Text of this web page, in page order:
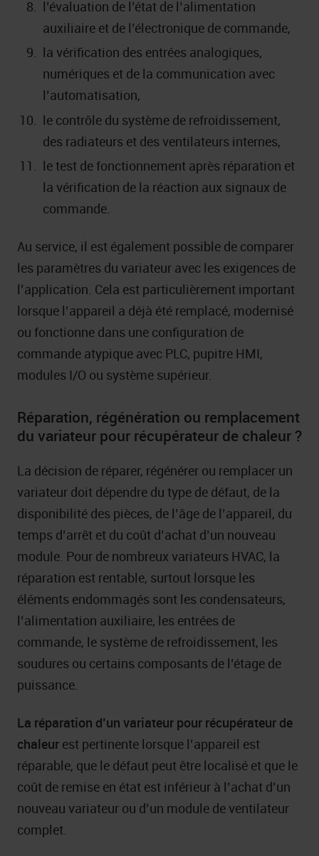
l’évaluation de l’état de l’alimentation
auxiliaire et de l’électronique de commande,
la vérification des entrées analogiques,
numériques et de la communication avec
l’automatisation,
le contrôle du système de refroidissement,
des radiateurs et des ventilateurs internes,
le test de fonctionnement après réparation et
la vérification de la réaction aux signaux de
commande.
Au service, il est également possible de comparer
les paramètres du variateur avec les exigences de
l’application. Cela est particulièrement important
lorsque l’appareil a déjà été remplacé, modernisé
ou fonctionne dans une configuration de
commande atypique avec PLC, pupitre HMI,
modules I/O ou système supérieur.
Réparation, régénération ou remplacement
du variateur pour récupérateur de chaleur ?
La décision de réparer, régénérer ou remplacer un
variateur doit dépendre du type de défaut, de la
disponibilité des pièces, de l’âge de l’appareil, du
temps d’arrêt et du coût d’achat d’un nouveau
module. Pour de nombreux variateurs HVAC, la
réparation est rentable, surtout lorsque les
éléments endommagés sont les condensateurs,
l’alimentation auxiliaire, les entrées de
commande, le système de refroidissement, les
soudures ou certains composants de l’étage de
puissance.
La réparation d’un variateur pour récupérateur de
chaleur est pertinente lorsque l’appareil est
réparable, que le défaut peut être localisé et que le
coût de remise en état est inférieur à l’achat d’un
nouveau variateur ou d’un module de ventilateur
complet.